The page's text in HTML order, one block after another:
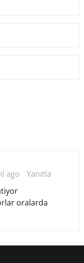
ago
Yanıtla
oralarda